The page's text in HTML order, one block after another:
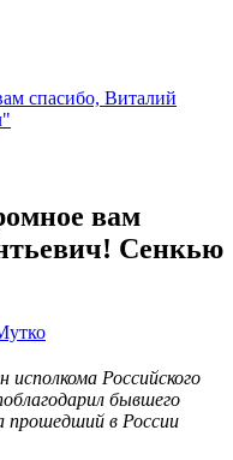
спасибо, Виталий
вам
Сенкью
Российского
бывшего
в России